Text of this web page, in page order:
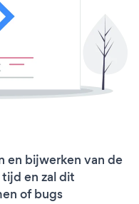
en bijwerken van de
en zal dit
of bugs